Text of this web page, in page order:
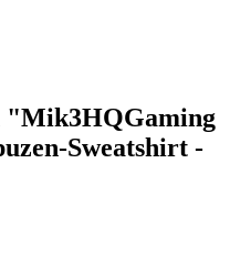
"Mik3HQGaming
Sweatshirt -